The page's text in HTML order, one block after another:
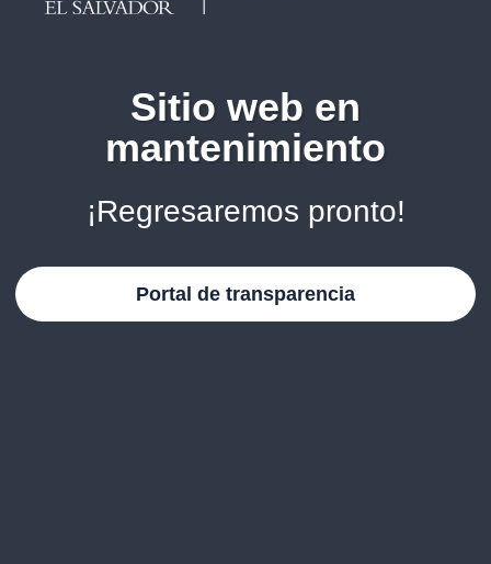
Sitio web en
mantenimiento
¡Regresaremos pronto!
Portal de transparencia